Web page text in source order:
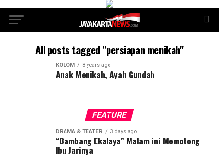
All posts tagged "persiapan menikah"
KOLOM 8 years ago
Anak Menikah, Ayah Gundah
FEATURE
DRAMA & TEATER 3 days ago
“Bambang Ekalaya” Malam ini Memotong
Ibu Jarinya